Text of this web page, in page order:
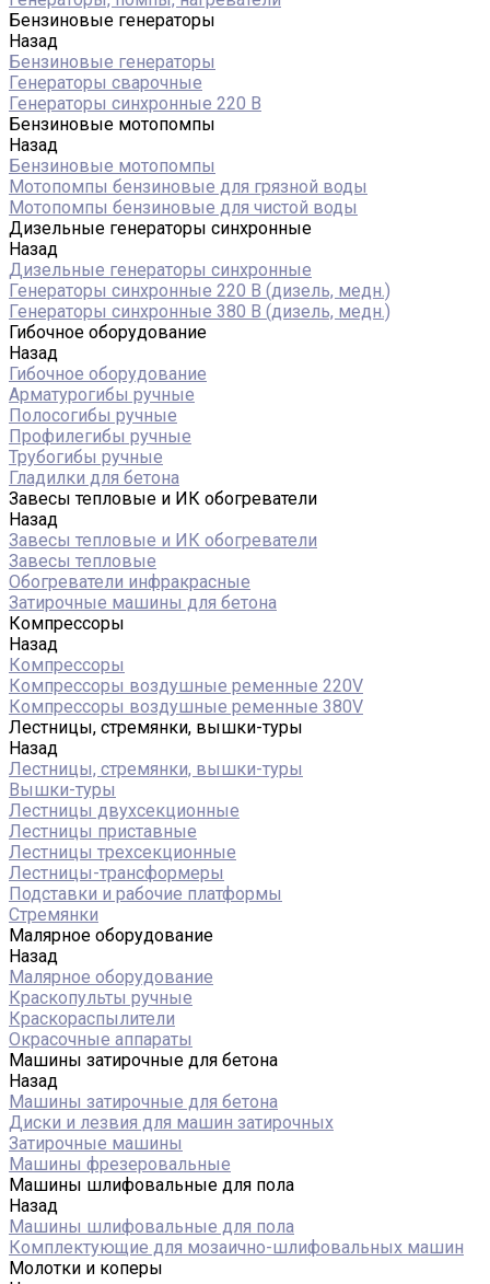
Бензиновые генераторы
Назад
Бензиновые генераторы
Генераторы сварочные
Генераторы синхронные 220 В
Бензиновые мотопомпы
Назад
Бензиновые мотопомпы
Мотопомпы бензиновые для грязной воды
Мотопомпы бензиновые для чистой воды
Дизельные генераторы синхронные
Назад
Дизельные генераторы синхронные
Генераторы синхронные 220 В (дизель, медн.)
Генераторы синхронные 380 В (дизель, медн.)
Гибочное оборудование
Назад
Гибочное оборудование
Арматурогибы ручные
Полосогибы ручные
Профилегибы ручные
Трубогибы ручные
Гладилки для бетона
Завесы тепловые и ИК обогреватели
Назад
Завесы тепловые и ИК обогреватели
Завесы тепловые
Обогреватели инфракрасные
Затирочные машины для бетона
Компрессоры
Назад
Компрессоры
Компрессоры воздушные ременные 220V
Компрессоры воздушные ременные 380V
Лестницы, стремянки, вышки-туры
Назад
Лестницы, стремянки, вышки-туры
Вышки-туры
Лестницы двухсекционные
Лестницы приставные
Лестницы трехсекционные
Лестницы-трансформеры
Подставки и рабочие платформы
Стремянки
Малярное оборудование
Назад
Малярное оборудование
Краскопульты ручные
Краскораспылители
Окрасочные аппараты
Машины затирочные для бетона
Назад
Машины затирочные для бетона
Диски и лезвия для машин затирочных
Затирочные машины
Машины фрезеровальные
Машины шлифовальные для пола
Назад
Машины шлифовальные для пола
Комплектующие для мозаично-шлифовальных машин
Молотки и коперы